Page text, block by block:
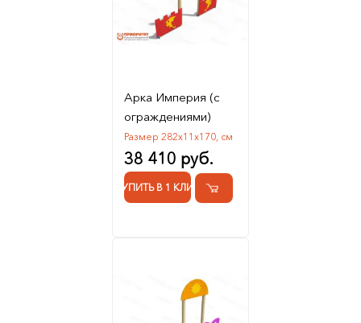
Арка Империя (с
ограждениями)
Размер 282х11х170, см
38 410 руб.
КУПИТЬ В 1 КЛИК